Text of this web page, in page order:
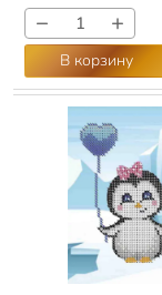
− +
В корзину